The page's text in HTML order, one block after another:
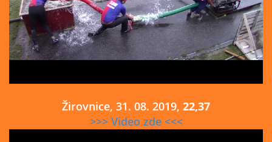
Žirovnice, 31. 08. 2019, 22,37
>>> Video zde <<<